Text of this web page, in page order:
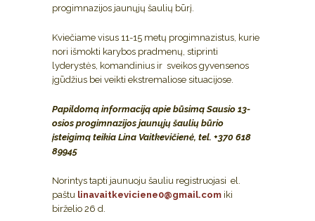
progimnazijos jaunųjų šaulių būrį.
Kviečiame visus 11-15 metų progimnazistus, kurie
nori išmokti karybos pradmenų, stiprinti
lyderystės, komandinius ir sveikos gyvensenos
įgūdžius bei veikti ekstremaliose situacijose.
Papildomą informaciją apie būsimą Sausio 13-
osios progimnazijos jaunųjų šaulių būrio
įsteigimą teikia Lina Vaitkevičienė, tel. +370 618
89945
Norintys tapti jaunuoju šauliu registruojasi el.
paštu linavaitkeviciene0@gmail.com iki
birželio 26 d.